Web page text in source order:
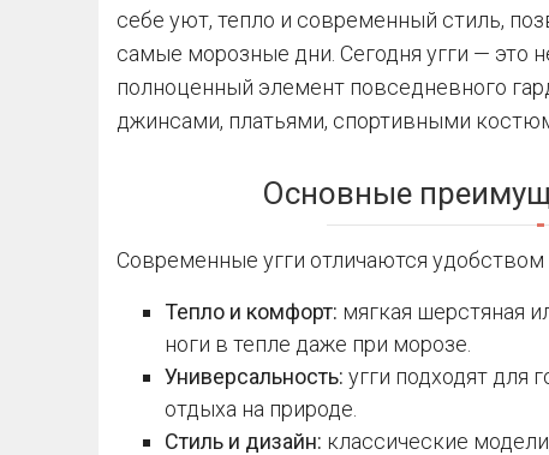
себе уют, тепло и современный стиль,
самые морозные дни. Сегодня угги — это
полноценный элемент повседневного
джинсами, платьями, спортивными
Основные
Современные угги отличаются удобством
Тепло и комфорт: мягкая шерстяная
ноги в тепле даже при морозе.
Универсальность: угги подходят для
отдыха на природе.
Стиль и дизайн: классические